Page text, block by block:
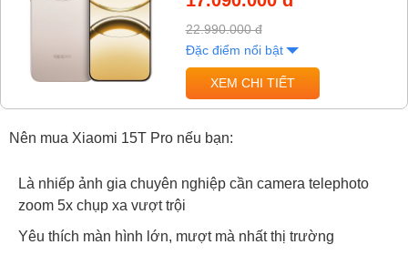
22.990.000 đ
Đặc điểm nổi bật
XEM CHI TIẾT
Nên mua Xiaomi 15T Pro nếu bạn:
Là nhiếp ảnh gia chuyên nghiệp cần camera telephoto
zoom 5x chụp xa vượt trội
Yêu thích màn hình lớn, mượt mà nhất thị trường